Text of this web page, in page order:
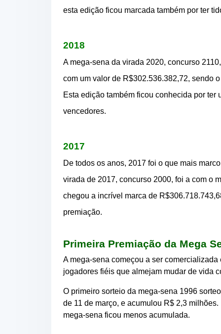
esta edição ficou marcada também por ter
2018
A mega-sena da virada 2020, concurso
com um valor de R$302.536.382,72, sendo
Esta edição também ficou conhecida por
vencedores.
2017
De todos os anos, 2017 foi o que mais
virada de 2017, concurso 2000, foi a com o
chegou a incrível marca de
premiação.
Primeira Premiação da Mega
A mega-sena começou a ser
jogadores fiéis que almejam mudar de vida
O primeiro sorteio da mega-sena 1996
de 11 de março, e acumulou R$ 2,3
mega-sena ficou menos acumulada.